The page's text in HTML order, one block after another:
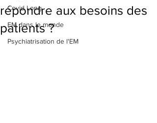
Covid Long
EM dans le monde
Psychiatrisation de l'EM
répondre aux besoins des
patients ?